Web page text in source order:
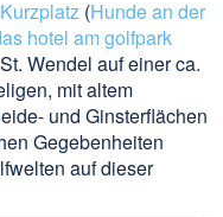
(Hunde an der
hotel am golfpark
Wendel auf einer ca.
mit altem
und Ginsterflächen
Gegebenheiten
auf dieser